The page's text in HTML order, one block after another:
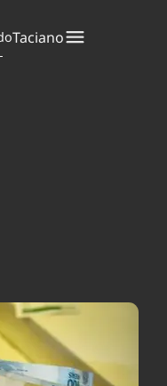
Meio Ambiente
Podcast
Política
Taciano